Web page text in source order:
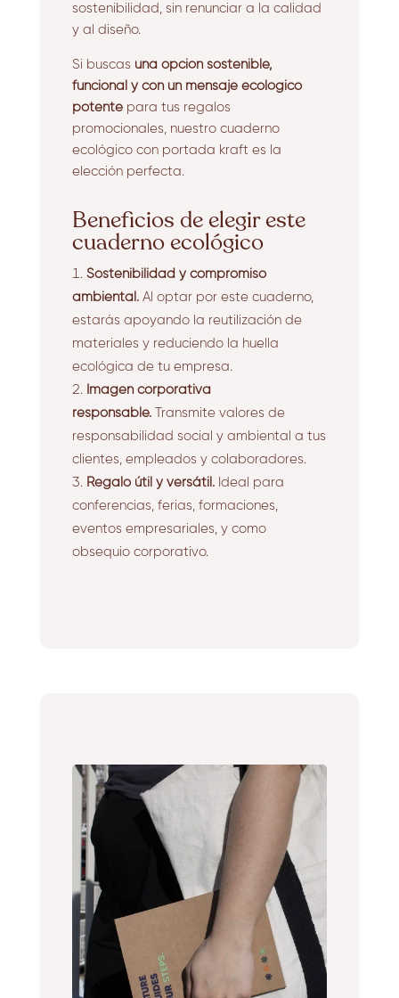
sostenibilidad, sin renunciar a la calidad
y al diseño.
Si buscas una opción sostenible,
funcional y con un mensaje ecológico
potentepara tus regalos
promocionales, nuestro cuaderno
ecológico con portada kraft es la
elección perfecta.
Beneficios de elegir este
cuaderno ecológico
Sostenibilidad y compromiso
ambiental.Al optar por este cuaderno,
estarás apoyando la reutilización de
materiales y reduciendo la huella
ecológica de tu empresa.
Imagen corporativa
responsable.Transmite valores de
responsabilidad social y ambiental a tus
clientes, empleados y colaboradores.
Regalo útil y versátil.Ideal para
conferencias, ferias, formaciones,
eventos empresariales, y como
obsequio corporativo.